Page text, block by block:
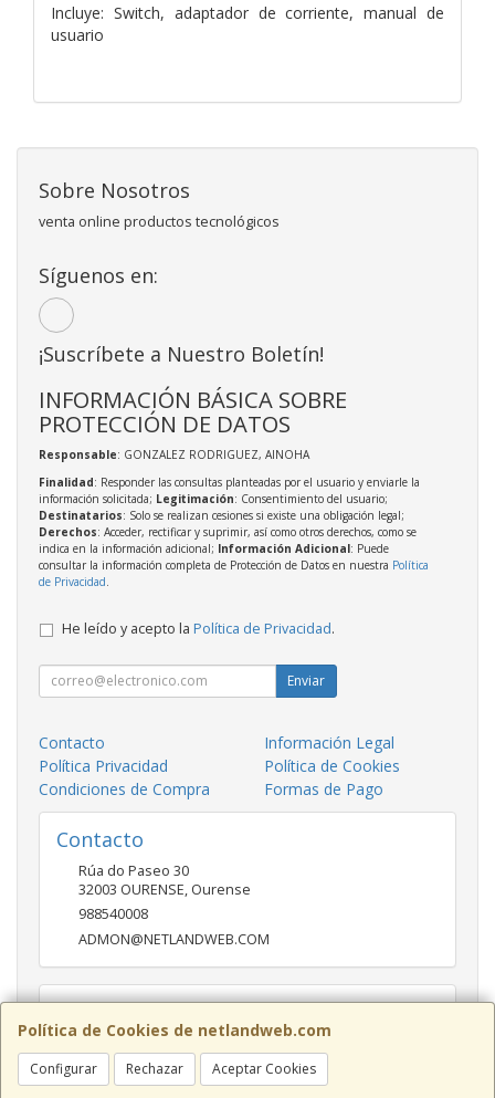
Incluye: Switch, adaptador de corriente, manual de
usuario
Política de Cookies de netlandweb.com
Configurar Rechazar Aceptar Cookies
Sobre Nosotros
venta online productos tecnológicos
Síguenos en:
¡Suscríbete a Nuestro Boletín!
INFORMACIÓN BÁSICA SOBRE
PROTECCIÓN DE DATOS
Responsable: GONZALEZ RODRIGUEZ, AINOHA
Finalidad: Responder las consultas planteadas por el usuario y enviarle la
información solicitada; Legitimación: Consentimiento del usuario;
Destinatarios: Solo se realizan cesiones si existe una obligación legal;
Derechos: Acceder, rectificar y suprimir, así como otros derechos, como se
indica en la información adicional; Información Adicional: Puede
consultar la información completa de Protección de Datos en nuestra Política
de Privacidad
He leído y acepto la Política de Privacidad.
Enviar
Contacto
Información Legal
Política Privacidad
Política de Cookies
Condiciones de Compra
Formas de Pago
Contacto
Rúa do Paseo 30
32003 OURENSE, Ourense
988540008
ADMON@NETLANDWEB.COM
Horario